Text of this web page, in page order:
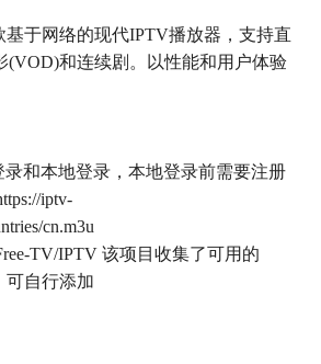
基于网络的现代IPTV播放器，支持直
(VOD)和连续剧。以性能和用户体验
录和本地登录，本地登录前需要注册
iptv-
cn.m3u
TV/IPTV 该项目收集了可用的
可自行添加